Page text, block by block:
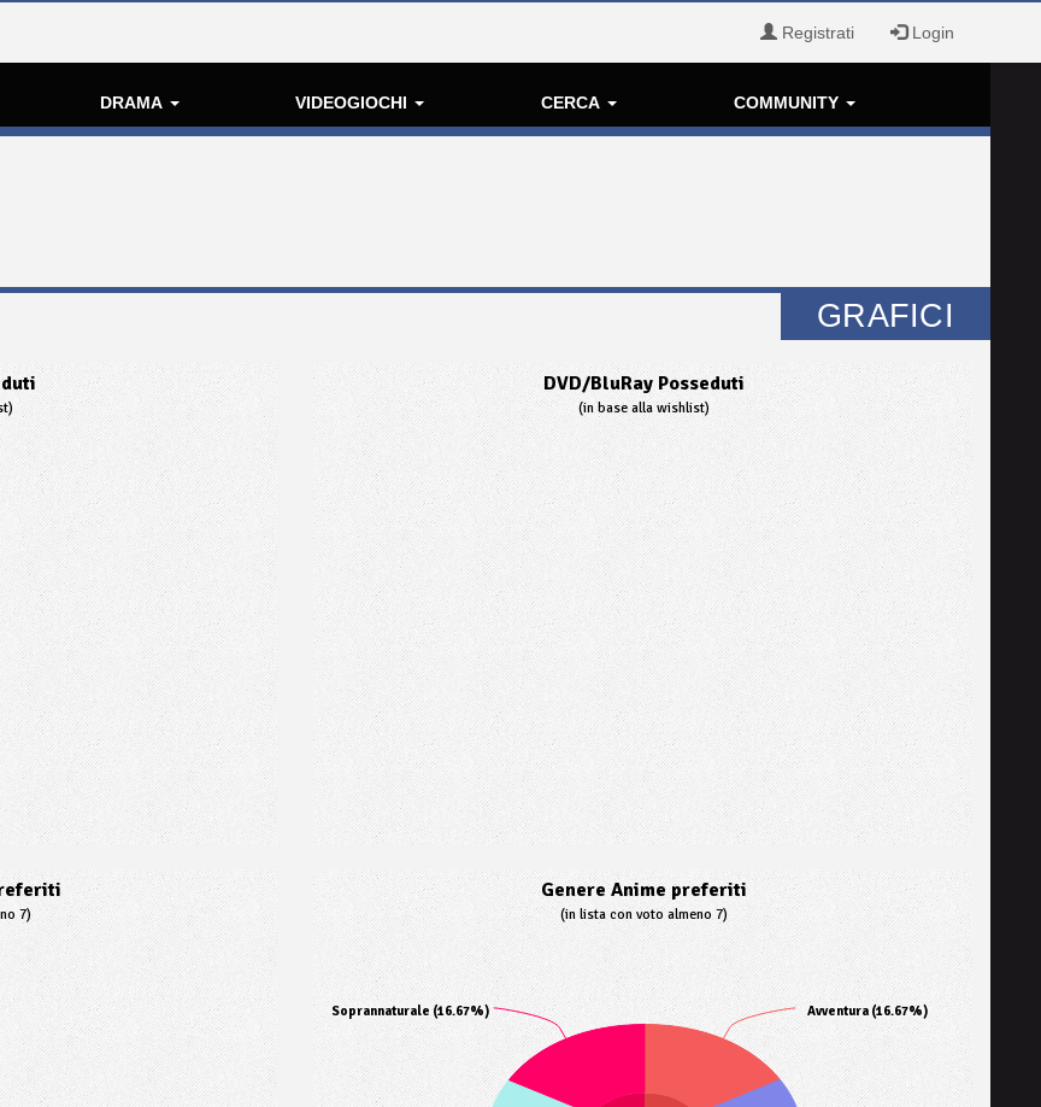
Registrati Login
DRAMA VIDEOGIOCHI CERCA COMMUNITY
GRAFICI
DVD/BluRay Posseduti
(in base alla wishlist)
7)
Genere Anime preferiti
(in lista con voto almeno 7)
Avventura (16.67%)
Soprannaturale (16.67%)